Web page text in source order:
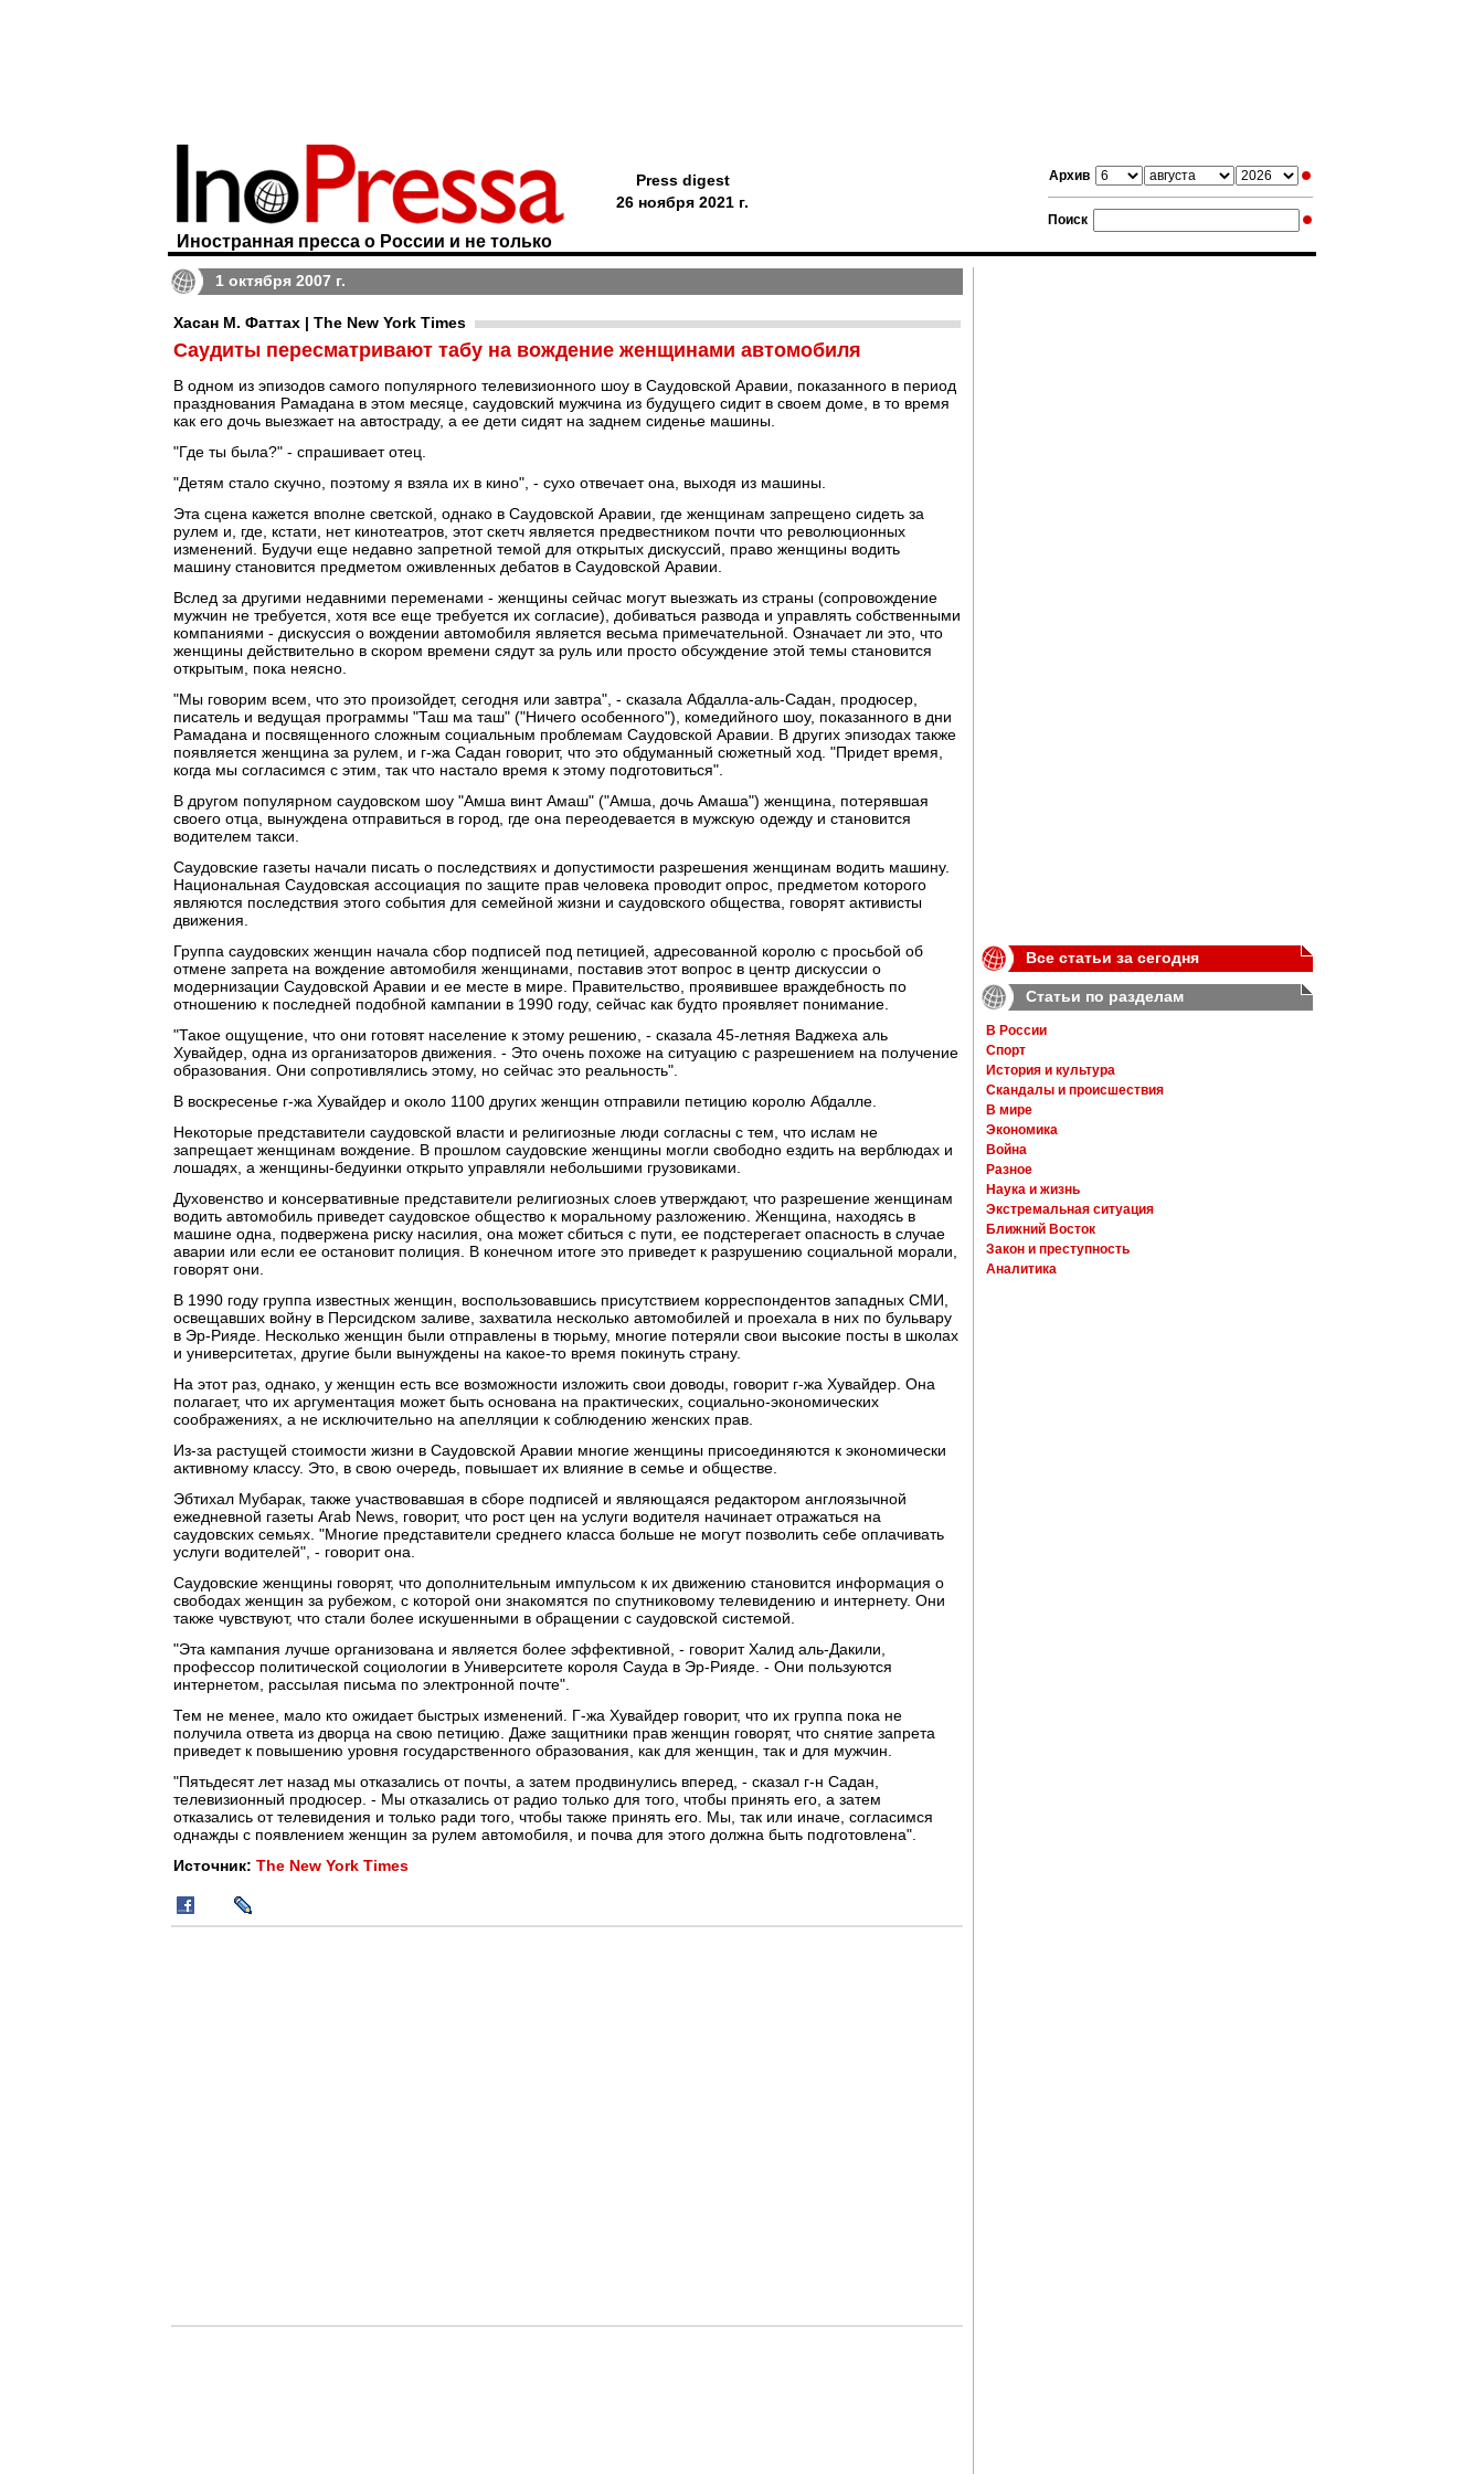
Архив
Поиск
Иностранная пресса о России и не только
Press digest
26 ноября 2021 г.
1 октября 2007 г.
Хасан М. Фаттах | The New York Times
Саудиты пересматривают табу на вождение женщинами автомобиля
В одном из эпизодов самого популярного телевизионного шоу в Саудовской Аравии, показанного в период
празднования Рамадана в этом месяце, саудовский мужчина из будущего сидит в своем доме, в то время
как его дочь выезжает на автостраду, а ее дети сидят на заднем сиденье машины.
"Где ты была?" - спрашивает отец.
"Детям стало скучно, поэтому я взяла их в кино", - сухо отвечает она, выходя из машины.
Эта сцена кажется вполне светской, однако в Саудовской Аравии, где женщинам запрещено сидеть за
рулем и, где, кстати, нет кинотеатров, этот скетч является предвестником почти что революционных
изменений. Будучи еще недавно запретной темой для открытых дискуссий, право женщины водить
машину становится предметом оживленных дебатов в Саудовской Аравии.
Вслед за другими недавними переменами - женщины сейчас могут выезжать из страны (сопровождение
мужчин не требуется, хотя все еще требуется их согласие), добиваться развода и управлять собственными
компаниями - дискуссия о вождении автомобиля является весьма примечательной. Означает ли это, что
женщины действительно в скором времени сядут за руль или просто обсуждение этой темы становится
открытым, пока неясно.
"Мы говорим всем, что это произойдет, сегодня или завтра", - сказала Абдалла-аль-Садан, продюсер,
писатель и ведущая программы "Таш ма таш" ("Ничего особенного"), комедийного шоу, показанного в дни
Рамадана и посвященного сложным социальным проблемам Саудовской Аравии. В других эпизодах также
появляется женщина за рулем, и г-жа Садан говорит, что это обдуманный сюжетный ход. "Придет время,
когда мы согласимся с этим, так что настало время к этому подготовиться".
В другом популярном саудовском шоу "Амша винт Амаш" ("Амша, дочь Амаша") женщина, потерявшая
своего отца, вынуждена отправиться в город, где она переодевается в мужскую одежду и становится
водителем такси.
Саудовские газеты начали писать о последствиях и допустимости разрешения женщинам водить машину.
Национальная Саудовская ассоциация по защите прав человека проводит опрос, предметом которого
являются последствия этого события для семейной жизни и саудовского общества, говорят активисты
движения.
Группа саудовских женщин начала сбор подписей под петицией, адресованной королю с просьбой об
отмене запрета на вождение автомобиля женщинами, поставив этот вопрос в центр дискуссии о
модернизации Саудовской Аравии и ее месте в мире. Правительство, проявившее враждебность по
отношению к последней подобной кампании в 1990 году, сейчас как будто проявляет понимание.
"Такое ощущение, что они готовят население к этому решению, - сказала 45-летняя Ваджеха аль
Хувайдер, одна из организаторов движения. - Это очень похоже на ситуацию с разрешением на получение
образования. Они сопротивлялись этому, но сейчас это реальность".
В воскресенье г-жа Хувайдер и около 1100 других женщин отправили петицию королю Абдалле.
Некоторые представители саудовской власти и религиозные люди согласны с тем, что ислам не
запрещает женщинам вождение. В прошлом саудовские женщины могли свободно ездить на верблюдах и
лошадях, а женщины-бедуинки открыто управляли небольшими грузовиками.
Духовенство и консервативные представители религиозных слоев утверждают, что разрешение женщинам
водить автомобиль приведет саудовское общество к моральному разложению. Женщина, находясь в
машине одна, подвержена риску насилия, она может сбиться с пути, ее подстерегает опасность в случае
аварии или если ее остановит полиция. В конечном итоге это приведет к разрушению социальной морали,
говорят они.
В 1990 году группа известных женщин, воспользовавшись присутствием корреспондентов западных СМИ,
освещавших войну в Персидском заливе, захватила несколько автомобилей и проехала в них по бульвару
в Эр-Рияде. Несколько женщин были отправлены в тюрьму, многие потеряли свои высокие посты в школах
и университетах, другие были вынуждены на какое-то время покинуть страну.
На этот раз, однако, у женщин есть все возможности изложить свои доводы, говорит г-жа Хувайдер. Она
полагает, что их аргументация может быть основана на практических, социально-экономических
соображениях, а не исключительно на апелляции к соблюдению женских прав.
Из-за растущей стоимости жизни в Саудовской Аравии многие женщины присоединяются к экономически
активному классу. Это, в свою очередь, повышает их влияние в семье и обществе.
Эбтихал Мубарак, также участвовавшая в сборе подписей и являющаяся редактором англоязычной
ежедневной газеты Arab News, говорит, что рост цен на услуги водителя начинает отражаться на
саудовских семьях. "Многие представители среднего класса больше не могут позволить себе оплачивать
услуги водителей", - говорит она.
Саудовские женщины говорят, что дополнительным импульсом к их движению становится информация о
свободах женщин за рубежом, с которой они знакомятся по спутниковому телевидению и интернету. Они
также чувствуют, что стали более искушенными в обращении с саудовской системой.
"Эта кампания лучше организована и является более эффективной, - говорит Халид аль-Дакили,
профессор политической социологии в Университете короля Сауда в Эр-Рияде. - Они пользуются
интернетом, рассылая письма по электронной почте".
Тем не менее, мало кто ожидает быстрых изменений. Г-жа Хувайдер говорит, что их группа пока не
получила ответа из дворца на свою петицию. Даже защитники прав женщин говорят, что снятие запрета
приведет к повышению уровня государственного образования, как для женщин, так и для мужчин.
"Пятьдесят лет назад мы отказались от почты, а затем продвинулись вперед, - сказал г-н Садан,
телевизионный продюсер. - Мы отказались от радио только для того, чтобы принять его, а затем
отказались от телевидения и только ради того, чтобы также принять его. Мы, так или иначе, согласимся
однажды с появлением женщин за рулем автомобиля, и почва для этого должна быть подготовлена".
Источник: The New York Times
Все статьи за сегодня
Статьи по разделам
В России
Спорт
История и культура
Скандалы и происшествия
В мире
Экономика
Война
Разное
Наука и жизнь
Экстремальная ситуация
Ближний Восток
Закон и преступность
Аналитика